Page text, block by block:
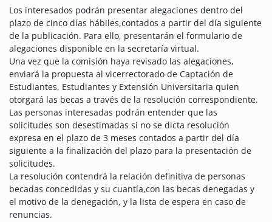
Los interesados podrán presentar alegaciones dentro del
plazo de cinco días hábiles,contados a partir del día siguiente
de la publicación. Para ello, presentarán el formulario de
alegaciones disponible en la secretaría virtual.
Una vez que la comisión haya revisado las alegaciones,
enviará la propuesta al vicerrectorado de Captación de
Estudiantes, Estudiantes y Extensión Universitaria quien
otorgará las becas a través de la resolución correspondiente.
Las personas interesadas podrán entender que las
solicitudes son desestimadas si no se dicta resolución
expresa en el plazo de 3 meses contados a partir del día
siguiente a la finalización del plazo para la presentación de
solicitudes.
La resolución contendrá la relación definitiva de personas
becadas concedidas y su cuantía,con las becas denegadas y
el motivo de la denegación, y la lista de espera en caso de
renuncias.